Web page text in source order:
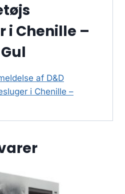
i Chenille –
af D&D
i Chenille –